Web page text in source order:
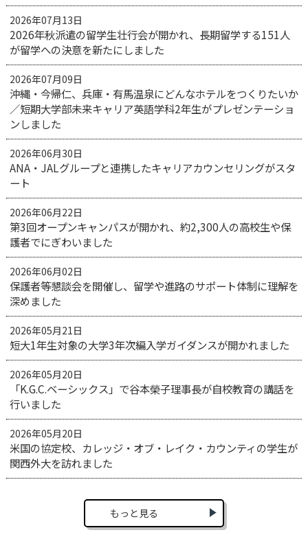
2026年07月13日
2026年秋派遣の留学生壮行会が開かれ、長期留学する151人
が留学への決意を新たにしました
2026年07月09日
沖縄・今帰仁、兵庫・有馬温泉にどんなホテルをつくりたいか
／短期大学部未来キャリア英語学科2年生がプレゼンテーショ
ンしました
2026年06月30日
ANA・JALグループと連携したキャリアカウンセリングがスタ
ート
2026年06月22日
第3回オープンキャンパスが開かれ、約2,300人の高校生や保
護者でにぎわいました
2026年06月02日
保護者等懇談会を開催し、留学や進路のサポート体制に理解を
深めました
2026年05月21日
短大1年生対象の大学3年次編入学ガイダンスが開かれました
2026年05月20日
「K.G.C.ベーシックス」で谷本榮子理事長が自校教育の講話を
行いました
2026年05月20日
米国の協定校、カレッジ・オブ・レイク・カウンティの学生が
関西外大を訪れました
もっと見る